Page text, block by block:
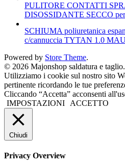
PULITORE CONTATTI
DISOSSIDANTE SECCO
SCHIUMA poliuretanica
c/cannuccia TYTAN 1.0
Powered by Store Theme.
© 2026 Majonshop saldatura e
Utilizziamo i cookie sul nostro sito
pertinente ricordando le tue
Cliccando “Accetta” acconsenti
IMPOSTAZIONI
ACCETTO
Chiudi
Privacy Overview